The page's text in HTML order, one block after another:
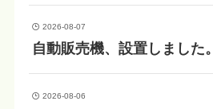
2026-08-07
自動販売機、設置しました。
2026-08-06